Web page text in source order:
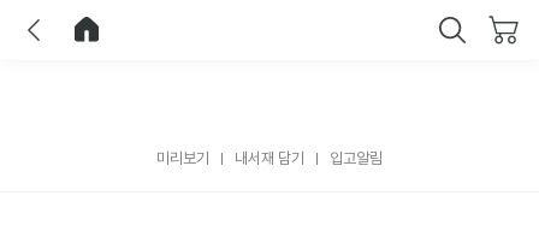
미리보기 내서재 담기 입고알림